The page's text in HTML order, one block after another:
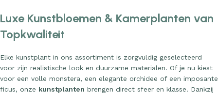
Luxe Kunstbloemen & Kamerplanten van
Topkwaliteit
Elke kunstplant in ons assortiment is zorgvuldig geselecteerd
voor zijn realistische look en duurzame materialen. Of je nu kiest
voor een volle monstera, een elegante orchidee of een imposante
ficus, onze kunstplanten brengen direct sfeer en klasse. Dankzij